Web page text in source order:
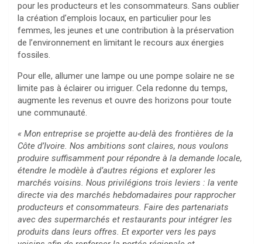
pour les producteurs et les consommateurs. Sans oublier
la création d’emplois locaux, en particulier pour les
femmes, les jeunes et une contribution à la préservation
de l’environnement en limitant le recours aux énergies
fossiles.
Pour elle, allumer une lampe ou une pompe solaire ne se
limite pas à éclairer ou irriguer. Cela redonne du temps,
augmente les revenus et ouvre des horizons pour toute
une communauté.
« Mon entreprise se projette au-delà des frontières de la
Côte d’Ivoire. Nos ambitions sont claires, nous voulons
produire suffisamment pour répondre à la demande locale,
étendre le modèle à d’autres régions et explorer les
marchés voisins. Nous privilégions trois leviers : la vente
directe via des marchés hebdomadaires pour rapprocher
producteurs et consommateurs. Faire des partenariats
avec des supermarchés et restaurants pour intégrer les
produits dans leurs offres. Et exporter vers les pays